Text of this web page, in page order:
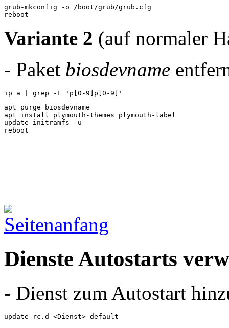
grub-mkconfig -o /boot/grub/grub.cfg
reboot
Variante 2 (auf normaler
- Paket biosdevname
ip a | grep -E 'p[0-9]p[0-9]'
apt purge biosdevname
apt install plymouth-themes plymouth-label
update-initramfs -u
reboot
Dienste Autostarts
- Dienst zum Autostart
update-rc.d <Dienst> default